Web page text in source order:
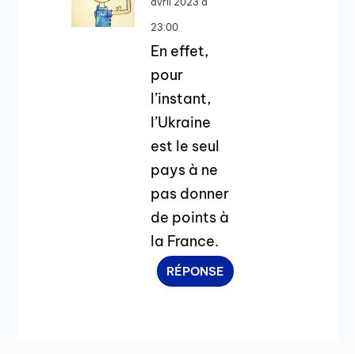
23:00
En effet,
pour
l’instant,
l’Ukraine
est le seul
pays à ne
pas donner
de points à
la France.
RÉPONSE